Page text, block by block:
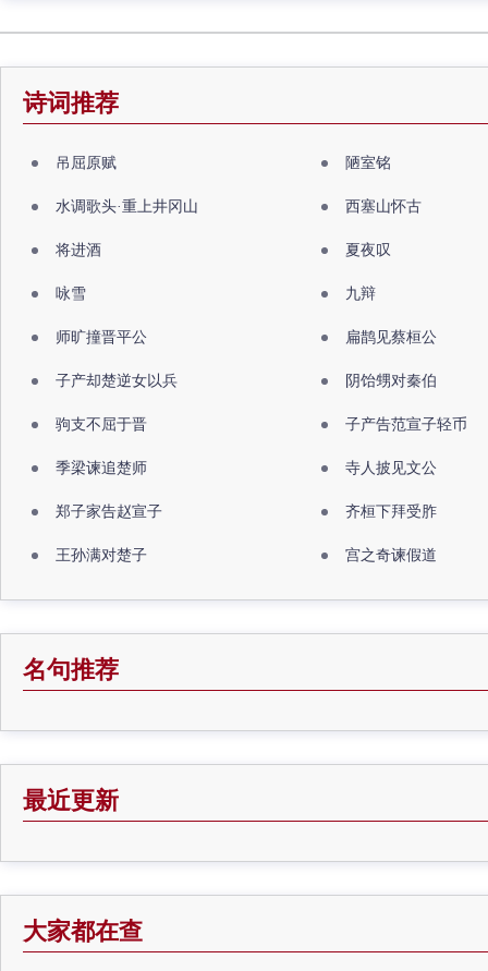
诗词推荐
吊屈原赋 陋室铭
水调歌头·重上井冈山 西塞山怀古
将进酒 夏夜叹
咏雪 九辩
师旷撞晋平公 扁鹊见蔡桓公
子产却楚逆女以兵 阴饴甥对秦伯
驹支不屈于晋 子产告范宣子轻币
季梁谏追楚师 寺人披见文公
郑子家告赵宣子 齐桓下拜受胙
王孙满对楚子 宫之奇谏假道
名句推荐
最近更新
大家都在查